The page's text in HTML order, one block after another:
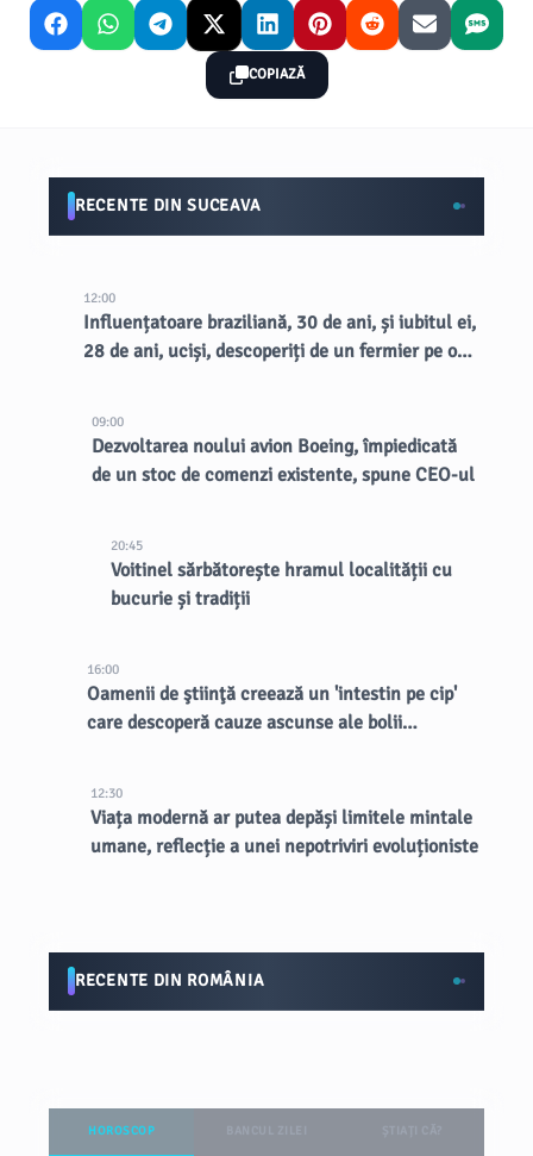
COPIAZĂ
RECENTE DIN SUCEAVA
12:00
Influențatoare braziliană, 30 de ani, și iubitul ei,
28 de ani, uciși, descoperiți de un fermier pe o
09:00
Dezvoltarea noului avion Boeing, împiedicată
de un stoc de comenzi existente, spune CEO-ul
20:45
Voitinel sărbătorește hramul localității cu
bucurie și tradiții
16:00
Oamenii de ştiinţă creează un 'intestin pe cip'
care descoperă cauze ascunse ale bolii
12:30
Viața modernă ar putea depăși limitele mintale
umane, reflecție a unei nepotriviri evoluționiste
RECENTE DIN ROMÂNIA
HOROSCOP